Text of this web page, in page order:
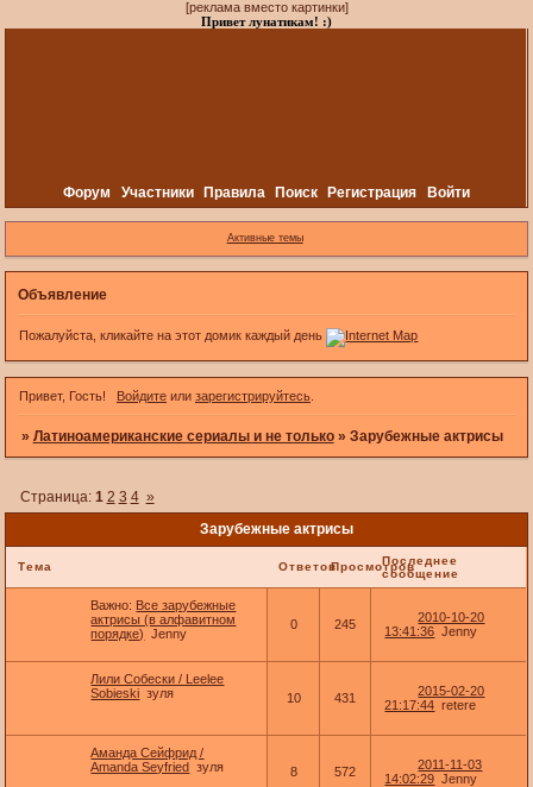
[реклама вместо картинки]
Привет лунатикам! :)
Форум Участники Правила Поиск Регистрация Войти
Активные темы
Объявление
Пожалуйста, кликайте на этот домик каждый день
Привет, Гость! Войдитеили зарегистрируйтесь.
» Латиноамериканские сериалы и не только » Зарубежные актрисы
Зарубежные актрисы
Страница: 1 2 3 4 »
Тема ОтветовПросмотровПоследнее
сообщение
Важно: Все зарубежные
актрисы (в алфавитном
порядке)
Jenny
0 245
2010-10-20
13:41:36 Jenny
Лили Собески / Leelee
Sobieski зуля 10 431
2015-02-20
21:17:44 retere
Аманда Сейфрид /
Amanda Seyfried зуля 8 572
2011-11-03
14:02:29 Jenny